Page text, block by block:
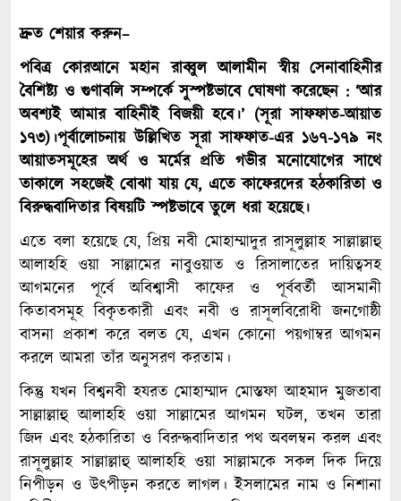
দ্রুত শেয়ার করুন–
পবিত্র কোরআনে মহান রাব্বুল আলামীন স্বীয় সেনাবাহিনীর
বৈশিষ্ট্য ও গুণাবলি সম্পর্কে সুস্পষ্টভাবে ঘোষণা করেছেন : ‘আর
অবশ্যই আমার বাহিনীই বিজয়ী হবে।’ (সূরা সাফফাত-আয়াত
১৭৩)।পূর্বালোচনায় উল্লিখিত সূরা সাফফাত-এর ১৬৭-১৭৯ নং
আয়াতসমূহের অর্থ ও মর্মের প্রতি গভীর মনোযোগের সাথে
তাকালে সহজেই বোঝা যায় যে, এতে কাফেরদের হঠকারিতা ও
বিরুদ্ধবাদিতার বিষয়টি স্পষ্টভাবে তুলে ধরা হয়েছে।
এতে বলা হয়েছে যে, প্রিয় নবী মোহাম্মাদুর রাসূলুল্লাহ সাল্লাল্লাহু
আলাহহি ওয়া সাল্লামের নাবুওয়াত ও রিসালাতের দায়িত্বসহ
আগমনের পূর্বে অবিশ্বাসী কাফের ও পূর্ববর্তী আসমানী
কিতাবসমূহ বিকৃতকারী এবং নবী ও রাসূলবিরোধী জনগোষ্ঠী
বাসনা প্রকাশ করে বলত যে, এখন কোনো পয়গাম্বর আগমন
করলে আমরা তাঁর অনুসরণ করতাম।
কিন্তু যখন বিশ্বনবী হযরত মোহাম্মাদ মোস্তফা আহমাদ মুজতাবা
সাল্লাল্লাহু আলাহহি ওয়া সাল্লামের আগমন ঘটল, তখন তারা
জিদ এবং হঠকারিতা ও বিরুদ্ধবাদিতার পথ অবলম্বন করল এবং
রাসূলুল্লাহ সাল্লাল্লাহু আলাহহি ওয়া সাল্লামকে সকল দিক দিয়ে
নিপীড়ন ও উৎপীড়ন করতে লাগল। ইসলামের নাম ও নিশানা